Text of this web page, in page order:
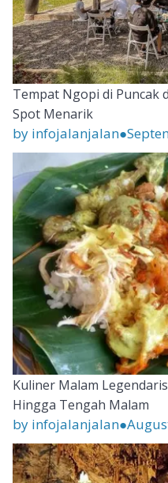
Tempat Ngopi di Puncak
Spot Menarik
by infojalanjalan●
Kuliner Malam
Hingga Tengah Malam
by infojalanjalan●